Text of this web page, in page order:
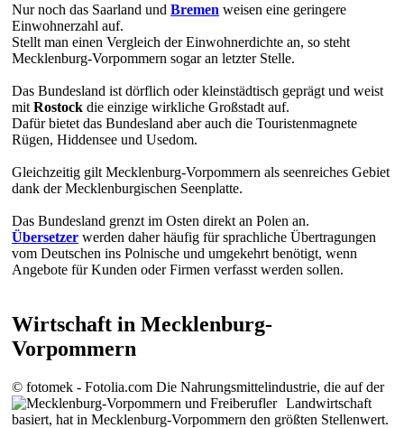
Nur noch das Saarland und Bremen weisen eine geringere
Einwohnerzahl auf.
Stellt man einen Vergleich der Einwohnerdichte an, so steht
Mecklenburg-Vorpommern sogar an letzter Stelle.
Das Bundesland ist dörflich oder kleinstädtisch geprägt und weist
mit Rostock die einzige wirkliche Großstadt auf.
Dafür bietet das Bundesland aber auch die Touristenmagnete
Rügen, Hiddensee und Usedom.
Gleichzeitig gilt Mecklenburg-Vorpommern als seenreiches Gebiet
dank der Mecklenburgischen Seenplatte.
Das Bundesland grenzt im Osten direkt an Polen an.
Übersetzer werden daher häufig für sprachliche Übertragungen
vom Deutschen ins Polnische und umgekehrt benötigt, wenn
Angebote für Kunden oder Firmen verfasst werden sollen.
Wirtschaft in Mecklenburg-
Vorpommern
© fotomek - Fotolia.com Die Nahrungsmittelindustrie, die auf der
Landwirtschaft
basiert, hat in Mecklenburg-Vorpommern den größten Stellenwert.